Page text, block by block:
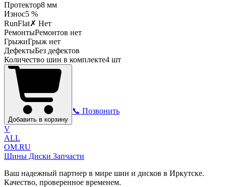
Протектор8 мм
Износ5 %
RunFlat✗ Нет
РемонтыРемонтов нет
ГрыжиГрыж нет
ДефектыБез дефектов
Количество шин в комплекте4 шт
Добавить в корзину
📞 Позвонить
V
ALL
OM.RU
Шины Диски Запчасти
Ваш надежный партнер в мире шин и дисков в Иркутске.
Качество, проверенное временем.